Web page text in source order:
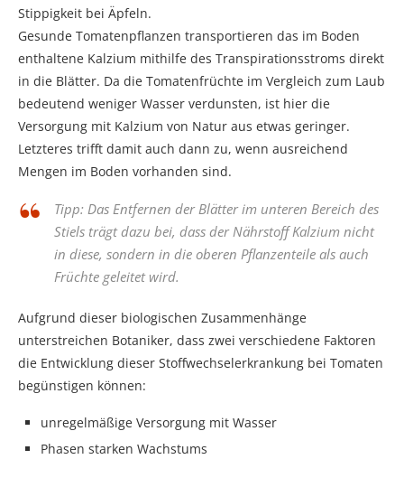
Stippigkeit bei Äpfeln.
Gesunde Tomatenpflanzen transportieren das im Boden
enthaltene Kalzium mithilfe des Transpirationsstroms direkt
in die Blätter. Da die Tomatenfrüchte im Vergleich zum Laub
bedeutend weniger Wasser verdunsten, ist hier die
Versorgung mit Kalzium von Natur aus etwas geringer.
Letzteres trifft damit auch dann zu, wenn ausreichend
Mengen im Boden vorhanden sind.
Tipp: Das Entfernen der Blätter im unteren Bereich des
Stiels trägt dazu bei, dass der Nährstoff Kalzium nicht
in diese, sondern in die oberen Pflanzenteile als auch
Früchte geleitet wird.
Aufgrund dieser biologischen Zusammenhänge
unterstreichen Botaniker, dass zwei verschiedene Faktoren
die Entwicklung dieser Stoffwechselerkrankung bei Tomaten
begünstigen können:
unregelmäßige Versorgung mit Wasser
Phasen starken Wachstums